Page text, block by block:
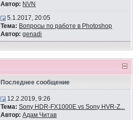
Автор: NVN
5.1.2017, 20:05
Тема: Вопросы по работе в Photoshop
Автор: genadi
Последнее сообщение
12.2.2019, 9:26
Тема: Sony HDR-FX1000E vs Sony HVR-Z...
Автор: Адам Читав